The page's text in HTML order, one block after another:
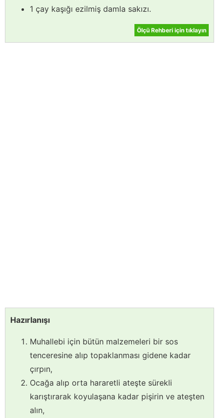
1 çay kaşığı ezilmiş damla sakızı.
Ölçü Rehberi için tıklayın
Hazırlanışı
Muhallebi için bütün malzemeleri bir sos
tenceresine alıp topaklanması gidene kadar
çırpın,
Ocağa alıp orta hararetli ateşte sürekli
karıştırarak koyulaşana kadar pişirin ve ateşten
alın,